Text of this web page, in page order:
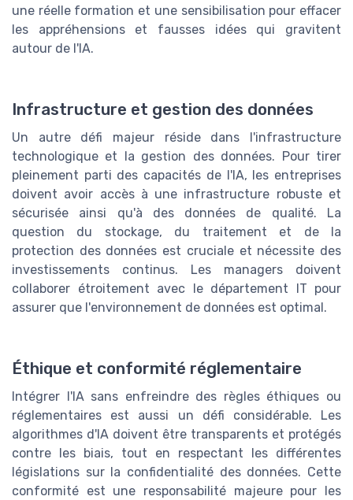
une réelle formation et une sensibilisation pour effacer
les appréhensions et fausses idées qui gravitent
autour de l'IA.
Infrastructure et gestion des données
Un autre défi majeur réside dans l'infrastructure
technologique et la gestion des données. Pour tirer
pleinement parti des capacités de l'IA, les entreprises
doivent avoir accès à une infrastructure robuste et
sécurisée ainsi qu'à des données de qualité. La
question du stockage, du traitement et de la
protection des données est cruciale et nécessite des
investissements continus. Les managers doivent
collaborer étroitement avec le département IT pour
assurer que l'environnement de données est optimal.
Éthique et conformité réglementaire
Intégrer l'IA sans enfreindre des règles éthiques ou
réglementaires est aussi un défi considérable. Les
algorithmes d'IA doivent être transparents et protégés
contre les biais, tout en respectant les différentes
législations sur la confidentialité des données. Cette
conformité est une responsabilité majeure pour les